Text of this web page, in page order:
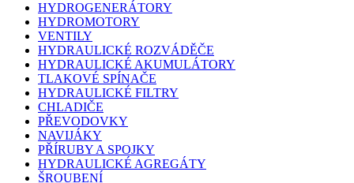
HYDROGENERÁTORY
HYDROMOTORY
VENTILY
HYDRAULICKÉ ROZVÁDĚČE
HYDRAULICKÉ AKUMULÁTORY
TLAKOVÉ SPÍNAČE
HYDRAULICKÉ FILTRY
CHLADIČE
PŘEVODOVKY
NAVIJÁKY
PŘÍRUBY A SPOJKY
HYDRAULICKÉ AGREGÁTY
ŠROUBENÍ